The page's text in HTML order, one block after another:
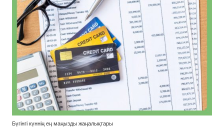
Бүгінгі күннің ең маңызды жаңалықтары